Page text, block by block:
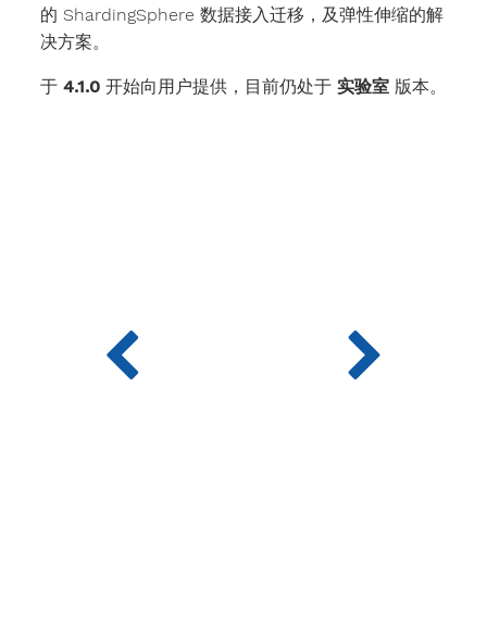
的 ShardingSphere 数据接入迁移，及弹性伸缩的解
决方案。
于 4.1.0开始向用户提供，目前仍处于 实验室版本。